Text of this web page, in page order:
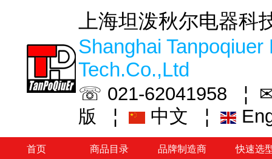
上海坦泼秋尔电器科
Shanghai
Tech.Co.,Ltd
☏ 021-62041958 ¦
版
¦ 中文 ¦
首页 商品目录 品牌制造商 快速选